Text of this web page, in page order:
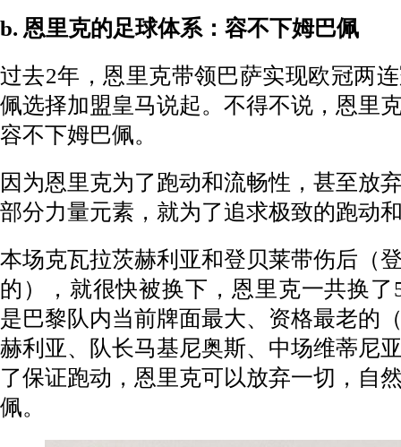
b. 恩里克的足球体系：容不下姆巴佩
过去2年，恩里克带领巴萨实现欧冠两
佩选择加盟皇马说起。不得不说，恩里
容不下姆巴佩。
因为恩里克为了跑动和流畅性，甚至放
部分力量元素，就为了追求极致的跑动
本场克瓦拉茨赫利亚和登贝莱带伤后（
的），就很快被换下，恩里克一共换
是巴黎队内当前牌面最大、资格最老的
赫利亚、队长马基尼奥斯、中场维蒂尼
了保证跑动，恩里克可以放弃一切，自
佩。